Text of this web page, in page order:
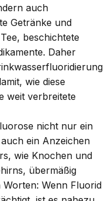
auch
Getränke und
beschichtete
Daher
wie diese
weit verbreitete
nicht nur ein
ein Anzeichen
wie Knochen und
übermäßig
Wenn Fluorid